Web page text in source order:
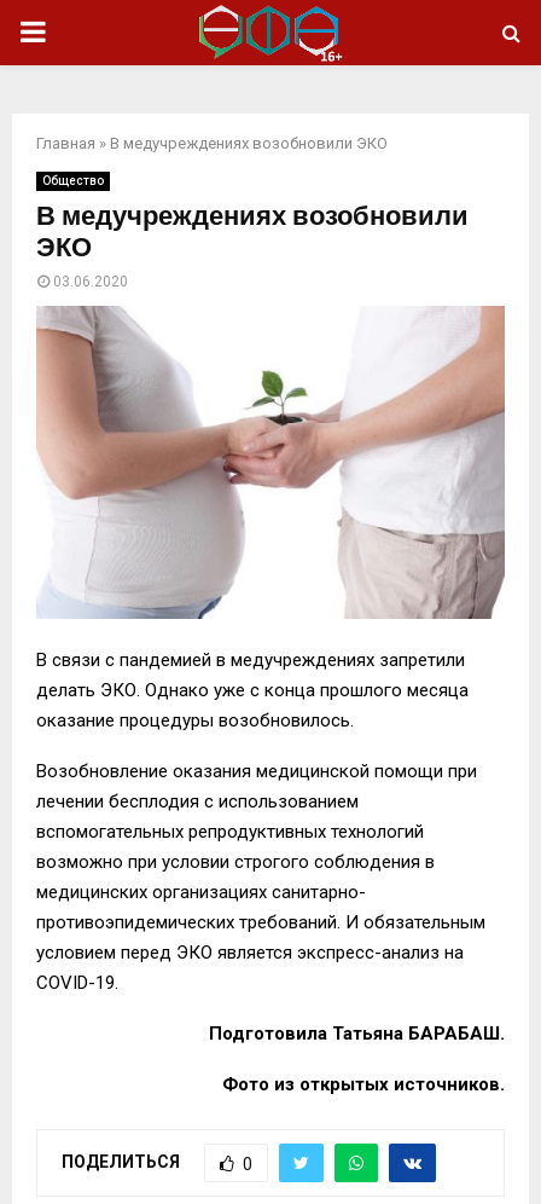
ОСНОВНОЕ
Главная » В медучреждениях возобновили ЭКО
Общество
В медучреждениях возобновили
ЭКО
03.06.2020
В связи с пандемией в медучреждениях запретили
делать ЭКО. Однако уже с конца прошлого месяца
оказание процедуры возобновилось.
Возобновление оказания медицинской помощи при
лечении бесплодия с использованием
вспомогательных репродуктивных технологий
возможно при условии строгого соблюдения в
медицинских организациях санитарно-
противоэпидемических требований. И обязательным
условием перед ЭКО является экспресс-анализ на
COVID-19.
Подготовила Татьяна БАРАБАШ.
Фото из открытых источников.
ПОДЕЛИТЬСЯ 0